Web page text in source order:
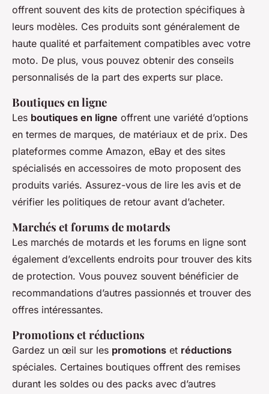
offrent souvent des kits de protection spécifiques à
leurs modèles. Ces produits sont généralement de
haute qualité et parfaitement compatibles avec votre
moto. De plus, vous pouvez obtenir des conseils
personnalisés de la part des experts sur place.
Boutiques en ligne
Les boutiques en ligne offrent une variété d’options
en termes de marques, de matériaux et de prix. Des
plateformes comme Amazon, eBay et des sites
spécialisés en accessoires de moto proposent des
produits variés. Assurez-vous de lire les avis et de
vérifier les politiques de retour avant d’acheter.
Marchés et forums de motards
Les marchés de motards et les forums en ligne sont
également d’excellents endroits pour trouver des kits
de protection. Vous pouvez souvent bénéficier de
recommandations d’autres passionnés et trouver des
offres intéressantes.
Promotions et réductions
Gardez un œil sur les promotions et réductions
spéciales. Certaines boutiques offrent des remises
durant les soldes ou des packs avec d’autres